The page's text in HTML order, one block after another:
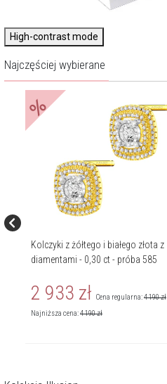
High-contrast mode
Najczęściej wybierane
%
Kolczyki z żółtego i białego złota z
diamentami - 0,30 ct - próba 585
2 933 zł Cena regularna:4 190zł
Najniższa cena:4 190zł